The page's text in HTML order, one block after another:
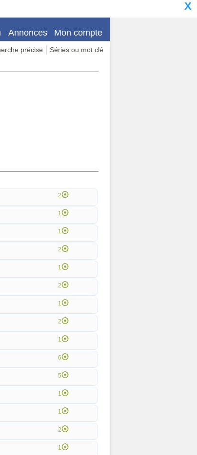
X
Annonces Mon compte
précise Séries ou mot clé
2
1
1
2
1
2
1
2
1
6
5
1
1
2
1